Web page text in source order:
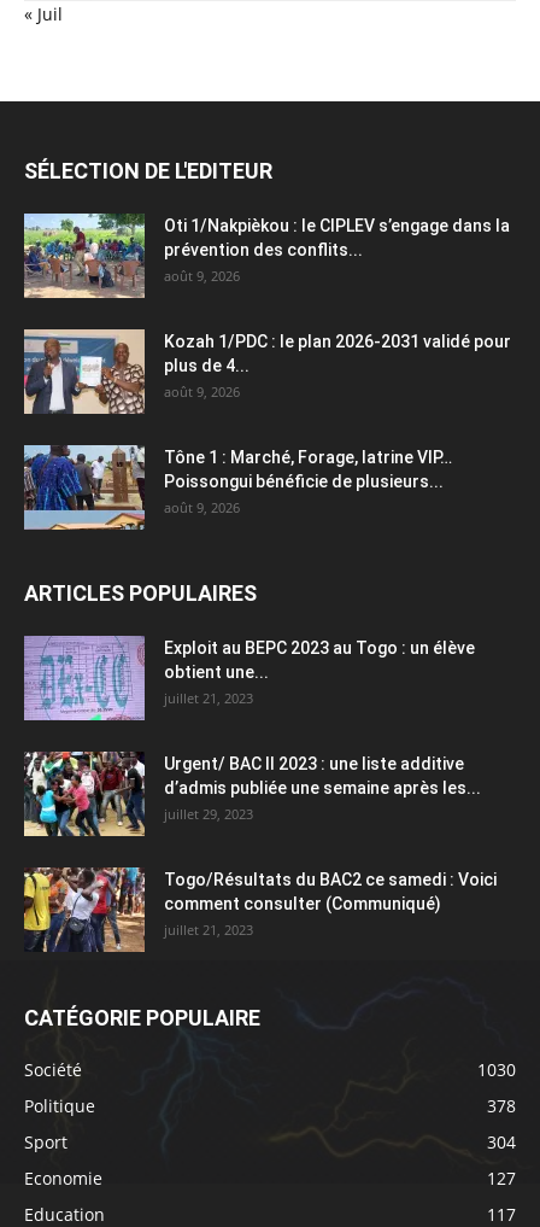
« Juil
SÉLECTION DE L'EDITEUR
Oti 1/Nakpièkou : le CIPLEV s’engage dans la
prévention des conflits...
août 9, 2026
Kozah 1/PDC : le plan 2026-2031 validé pour
plus de 4...
août 9, 2026
Tône 1 : Marché, Forage, latrine VIP…
Poissongui bénéficie de plusieurs...
août 9, 2026
ARTICLES POPULAIRES
Exploit au BEPC 2023 au Togo : un élève
obtient une...
juillet 21, 2023
Urgent/ BAC II 2023 : une liste additive
d’admis publiée une semaine après les...
juillet 29, 2023
Togo/Résultats du BAC2 ce samedi : Voici
comment consulter (Communiqué)
juillet 21, 2023
CATÉGORIE POPULAIRE
Société
1030
Politique
378
Sport
304
Economie
127
Education
117